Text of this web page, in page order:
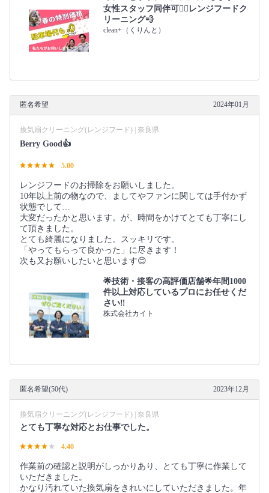
女性スタッフ同伴可🙆‍♀️レンジフードク
リーニング💨
clean+（くりんと）
匿名希望 2024年01月
換気扇クリーニング(レンジフード) | 奈良県
Berry Good👍
5.00
レンジフードのお掃除をお願いしました。
10年以上前の物なので、ましてやファンに関しては手付かず
状態でして…
大変だったかと思います。が、時間をかけてとても丁寧にし
て頂きました。
とても綺麗になりました。スッキリです。
「やってもらって良かった」に尽きます！
次も又お願いしたいと思います😊
🌟技術・接客の高評価店舗🌟年間1000
件以上対応しているプロにお任せくだ
さい‼️
株式会社カイト
匿名希望(50代) 2023年12月
換気扇クリーニング(レンジフード) | 奈良県
とても丁寧な対応とお仕事でした。
4.40
作業前の確認と説明がしっかりあり、とても丁寧に作業して
いただきました。
かなり汚れていた換気扇をきれいにしていただきました。年